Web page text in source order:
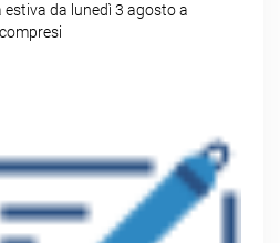
da lunedì 3 agosto a